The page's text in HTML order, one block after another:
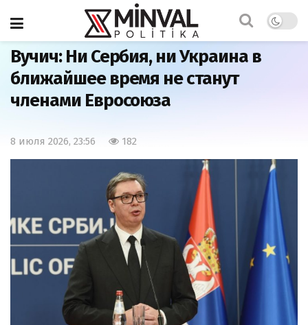
Главная
Вучич: Ни Сербия, ни Украина в
ближайшее время не станут
членами Евросоюза
8 июля 2026, 23:56 182